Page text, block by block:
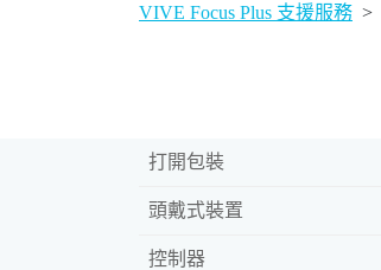
VIVE Focus Plus 支援服務 >
打開包裝
頭戴式裝置
控制器